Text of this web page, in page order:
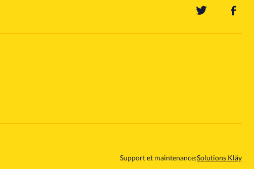
Support et maintenance:Solutions Kläy